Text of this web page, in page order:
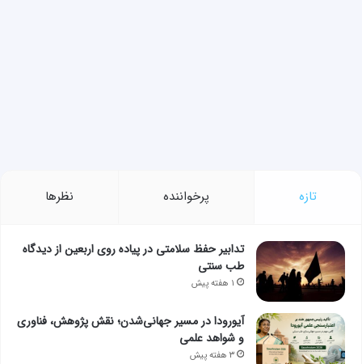
تازه پرخواننده نظرها
تدابیر حفظ سلامتی در پیاده روی اربعین از دیدگاه
طب سنتی
۱ هفته پیش
آیورودا در مسیر جهانی‌شدن؛ نقش پژوهش، فناوری
و شواهد علمی
۳ هفته پیش